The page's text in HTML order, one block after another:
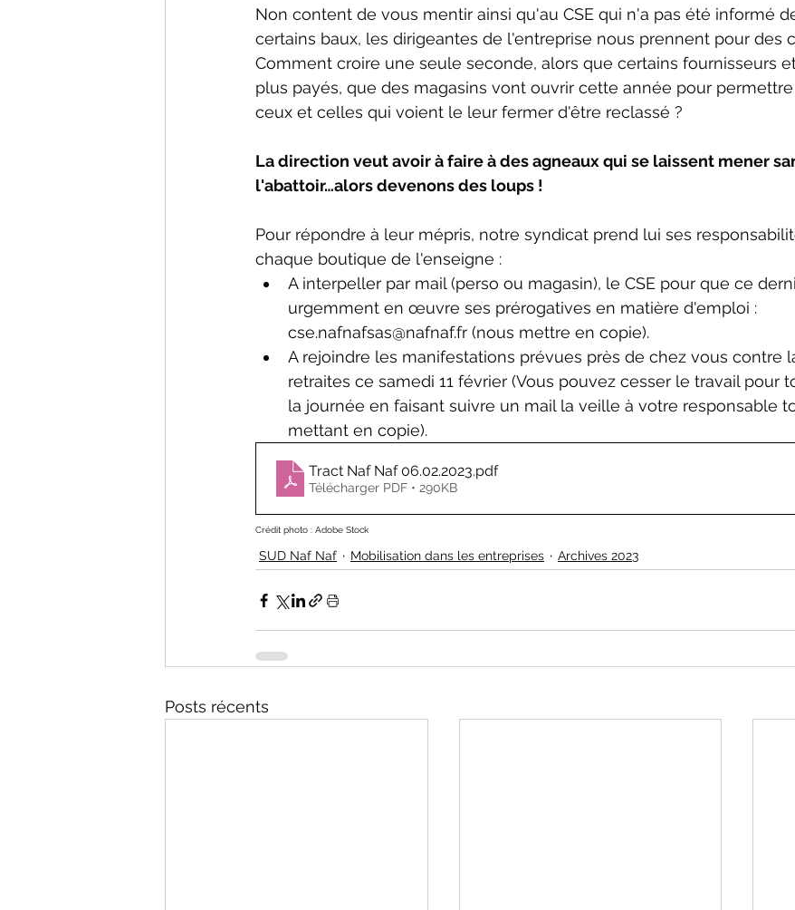
Non content de vous mentir ainsi qu'au CSE qui n'a pas été informé
certains baux, les dirigeantes de l'entreprise nous prennent pour des
Comment croire une seule seconde, alors que certains fournisseurs
plus payés, que des magasins vont ouvrir cette année pour
ceux et celles qui voient le leur fermer d'être reclassé ?
La direction veut avoir à faire à des agneaux qui se laissent mener
l'abattoir…alors devenons des loups !
Pour répondre à leur mépris, notre syndicat prend lui ses
chaque boutique de l'enseigne :
A interpeller par mail (perso ou magasin), le CSE pour que ce
urgemment en œuvre ses prérogatives en matière d'emploi :
cse.nafnafsas@nafnaf.fr (nous mettre en copie).
A rejoindre les manifestations prévues près de chez vous contre
retraites ce samedi 11 février (Vous pouvez cesser le travail pour
la journée en faisant suivre un mail la veille à votre responsable
mettant en copie).
Tract Naf Naf 06.02.2023.pdf
Télécharger PDF • 290KB
Crédit photo : Adobe Stock
SUD Naf Naf Mobilisation dans les entreprises Archives 2023
Posts récents